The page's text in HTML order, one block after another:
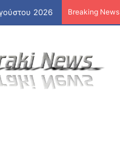
2026 Breaking News